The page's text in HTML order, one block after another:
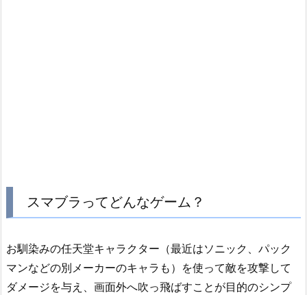
スマブラってどんなゲーム？
お馴染みの任天堂キャラクター（最近はソニック、パック
マンなどの別メーカーのキャラも）を使って敵を攻撃して
ダメージを与え、画面外へ吹っ飛ばすことが目的のシンプ